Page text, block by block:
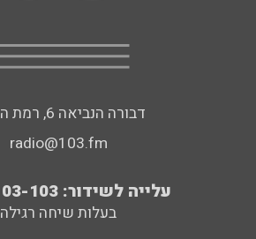
דבורה הנביאה 6, רמת השרון
radio@103.fm
עלייה לשידור: 0552-103-103
בעלות שיחה רגילה